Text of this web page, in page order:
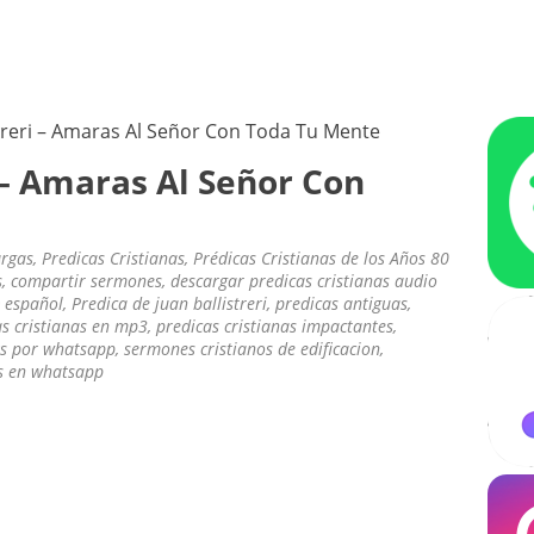
CRISTIANA – OLDIES
– Amaras Al Señor Con Toda Tu Mente
Al Señor Con
, Predicas Cristianas, Prédicas Cristianas de los Años 80
, compartir sermones, descargar predicas cristianas audio
, Predica de juan ballistreri, predicas antiguas,
cristianas en mp3, predicas cristianas impactantes,
por whatsapp, sermones cristianos de edificacion,
en whatsapp